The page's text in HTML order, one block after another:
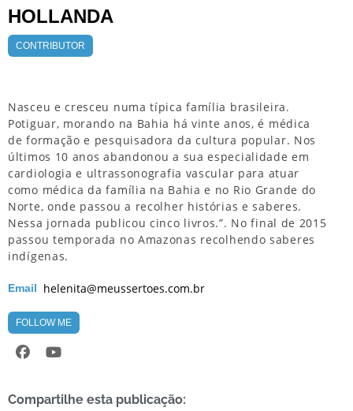
HOLLANDA
CONTRIBUTOR
Nasceu e cresceu numa típica família brasileira.
Potiguar, morando na Bahia há vinte anos, é médica
de formação e pesquisadora da cultura popular. Nos
últimos 10 anos abandonou a sua especialidade em
cardiologia e ultrassonografia vascular para atuar
como médica da família na Bahia e no Rio Grande do
Norte, onde passou a recolher histórias e saberes.
Nessa jornada publicou cinco livros.”. No final de 2015
passou temporada no Amazonas recolhendo saberes
indígenas.
Email helenita@meussertoes.com.br
FOLLOW ME
Compartilhe esta publicação: